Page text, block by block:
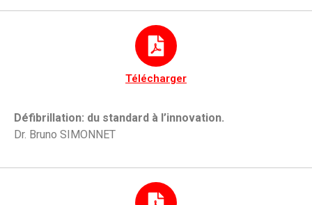
Télécharger
Défibrillation: du standard à l’innovation.
Dr. Bruno SIMONNET